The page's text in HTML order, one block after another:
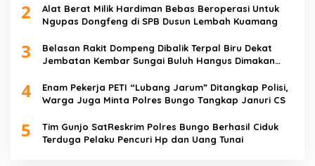
2
Alat Berat Milik Hardiman Bebas Beroperasi Untuk
Ngupas Dongfeng di SPB Dusun Lembah Kuamang
3
Belasan Rakit Dompeng Dibalik Terpal Biru Dekat
Jembatan Kembar Sungai Buluh Hangus Dimakan
4
Enam Pekerja PETI “Lubang Jarum” Ditangkap Polisi,
Warga Juga Minta Polres Bungo Tangkap Januri CS
5
Tim Gunjo SatReskrim Polres Bungo Berhasil Ciduk
Terduga Pelaku Pencuri Hp dan Uang Tunai